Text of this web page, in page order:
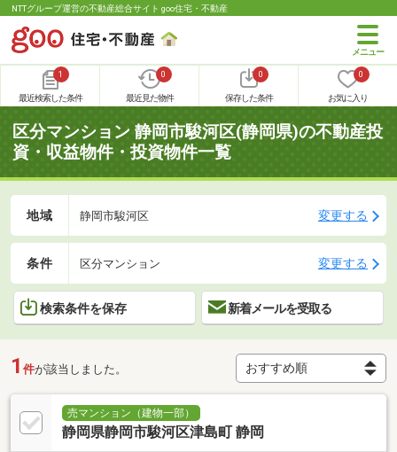
NTTグループ運営の不動産総合サイト goo住宅・不動産
1
最近検索した条件
0
最近見た物件
0
保存した条件
0
お気に入り
区分マンション 静岡市駿河区(静岡県)の不動産投
資・収益物件・投資物件一覧
地域 静岡市駿河区 変更する
条件 区分マンション 変更する
検索条件を保存 新着メールを受取る
1 件が該当しました。
売マンション（建物一部）
静岡県静岡市駿河区津島町 静岡